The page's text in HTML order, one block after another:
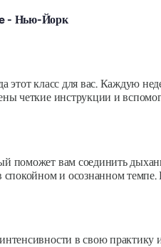
- Нью-Йорк
этот класс для вас. Каждую
четкие инструкции и
поможет вам соединить
и осознанном
в свою